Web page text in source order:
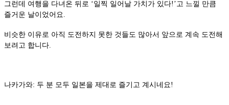
그런데 여행을 다녀온 뒤로 ‘일찍 일어날 가치가 있다!’고 느낄 만큼
즐거운 날이었어요.
비슷한 이유로 아직 도전하지 못한 것들도 많아서 앞으로 계속 도전해
보려고 합니다.
나카가와: 두 분 모두 일본을 제대로 즐기고 계시네요!